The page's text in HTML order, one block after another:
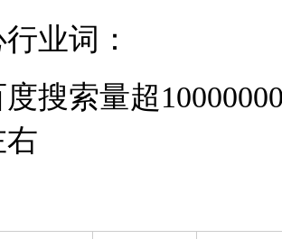
业词：
搜索量超
右